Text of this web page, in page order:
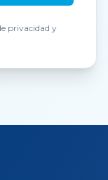
privacidad y